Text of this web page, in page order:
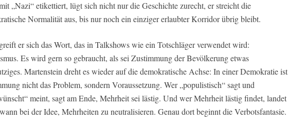
„Nazi“ etikettiert, lügt sich nicht nur die Geschichte zurecht, er streicht die
Normalität aus, bis nur noch ein einziger erlaubter Korridor übrig bleibt.
er sich das Wort, das in Talkshows wie ein Totschläger verwendet wird:
Es wird gern so gebraucht, als sei Zustimmung der Bevölkerung etwas
Martenstein dreht es wieder auf die demokratische Achse: In einer Demokratie ist
nicht das Problem, sondern Voraussetzung. Wer „populistisch“ sagt und
meint, sagt am Ende, Mehrheit sei lästig. Und wer Mehrheit lästig findet, landet
bei der Idee, Mehrheiten zu neutralisieren. Genau dort beginnt die Verbotsfantasie.